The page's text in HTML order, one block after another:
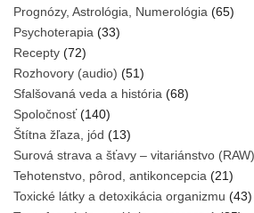
Prognózy, Astrológia, Numerológia (65)
Psychoterapia (33)
Recepty (72)
Rozhovory (audio) (51)
Sfalšovaná veda a história (68)
Spoločnosť(140)
Štítna žľaza, jód (13)
Surová strava a šťavy – vitariánstvo (RAW)
Tehotenstvo, pôrod, antikoncepcia (21)
Toxické látky a detoxikácia organizmu (43)